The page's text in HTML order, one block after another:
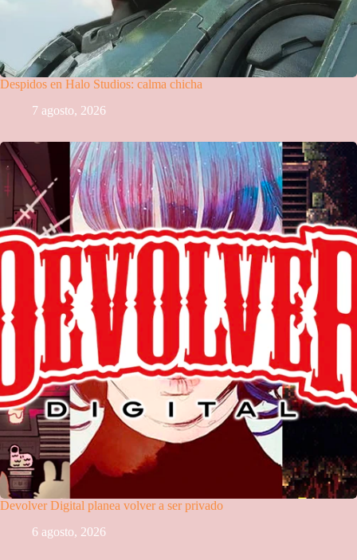
Despidos en Halo Studios: calma chicha
7 agosto, 2026
Devolver Digital planea volver a ser privado
6 agosto, 2026